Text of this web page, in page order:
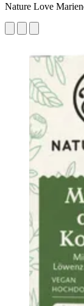
Nature Love